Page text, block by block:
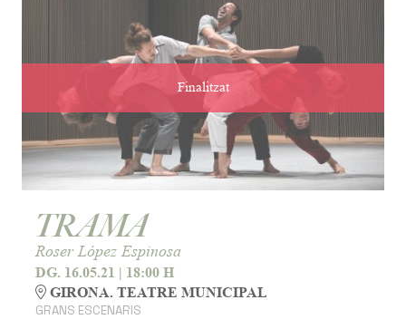
Finalitzat
TRAMA
Roser López Espinosa
DG. 16.05.21 | 18:00 H
GIRONA. TEATRE MUNICIPAL
GRANS ESCENARIS